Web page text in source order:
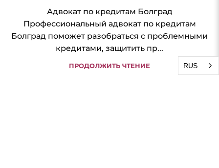
Адвокат по кредитам Болград
Профессиональный адвокат по кредитам
Болград поможет разобраться с проблемными
кредитами, защитить пр...
ПРОДОЛЖИТЬ ЧТЕНИЕ RUS